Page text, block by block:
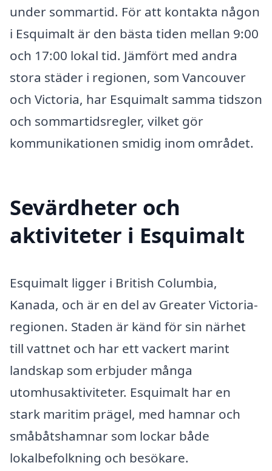
under sommartid. För att kontakta någon
i Esquimalt är den bästa tiden mellan 9:00
och 17:00 lokal tid. Jämfört med andra
stora städer i regionen, som Vancouver
och Victoria, har Esquimalt samma tidszon
och sommartidsregler, vilket gör
kommunikationen smidig inom området.
Sevärdheter och
aktiviteter i Esquimalt
Esquimalt ligger i British Columbia,
Kanada, och är en del av Greater Victoria-
regionen. Staden är känd för sin närhet
till vattnet och har ett vackert marint
landskap som erbjuder många
utomhusaktiviteter. Esquimalt har en
stark maritim prägel, med hamnar och
småbåtshamnar som lockar både
lokalbefolkning och besökare.